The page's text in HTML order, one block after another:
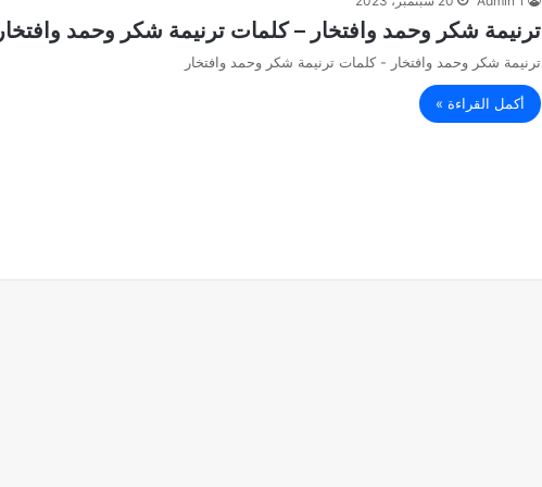
ترنيمة شكر وحمد وافتخار – كلمات ترنيمة شكر وحمد وافتخار
ترنيمة شكر وحمد وافتخار - كلمات ترنيمة شكر وحمد وافتخار
أكمل القراءة »